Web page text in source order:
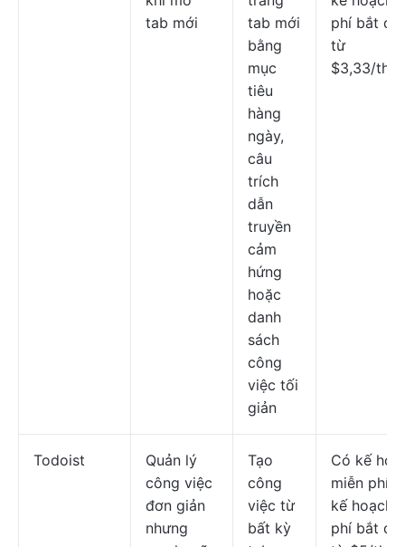
tab mới
tab mới
bằng
mục
tiêu
hàng
ngày,
câu
trích
dẫn
truyền
cảm
hứng
hoặc
danh
sách
công
việc tối
giản
phí bắt
từ
$3,33/
Todoist
Quản lý
công việc
đơn giản
nhưng
Tạo
công
việc từ
bất kỳ
Có kế
miễn phí;
kế hoạch
phí bắt